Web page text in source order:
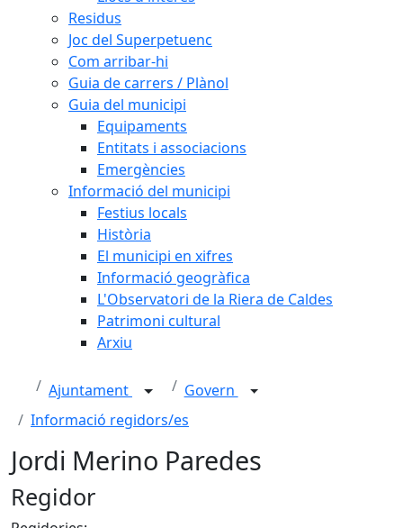
Residus
Joc del Superpetuenc
Com arribar-hi
Guia de carrers / Plànol
Guia del municipi
Equipaments
Entitats i associacions
Emergències
Informació del municipi
Festius locals
Història
El municipi en xifres
Informació geogràfica
L'Observatori de la Riera de Caldes
Patrimoni cultural
Arxiu
Ajuntament
Govern
Informació regidors/es
Jordi Merino Paredes
Regidor